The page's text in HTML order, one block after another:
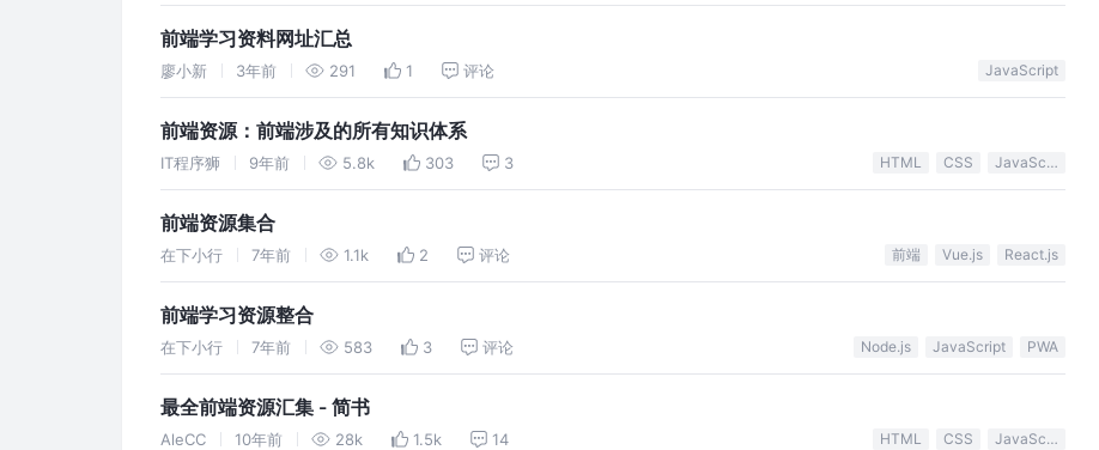
前端学习资料网址汇总
廖小新 3年前 291 1 评论 JavaScript
前端资源：前端涉及的所有知识体系
IT程序狮 9年前 5.8k 303 3 HTML CSS JavaScript
前端资源集合
在下小行 7年前 1.1k 2 评论 前端 Vue.js React.js
前端学习资源整合
在下小行 7年前 583 3 评论 Node.js JavaScript PWA
最全前端资源汇集 - 简书
AleCC 10年前 28k 1.5k 14 HTML CSS JavaScript